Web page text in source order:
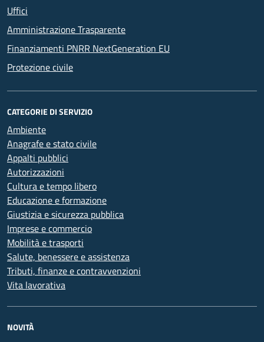
Uffici
Amministrazione Trasparente
Finanziamenti PNRR NextGeneration EU
Protezione civile
CATEGORIE DI SERVIZIO
Ambiente
Anagrafe e stato civile
Appalti pubblici
Autorizzazioni
Cultura e tempo libero
Educazione e formazione
Giustizia e sicurezza pubblica
Imprese e commercio
Mobilità e trasporti
Salute, benessere e assistenza
Tributi, finanze e contravvenzioni
Vita lavorativa
NOVITÀ